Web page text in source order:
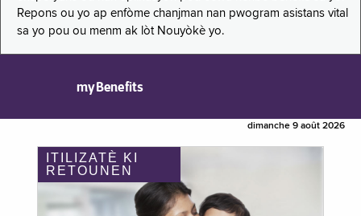
Repons ou yo ap enfòme chanjman nan pwogram asistans vital
sa yo pou ou menm ak lòt Nouyòkè yo.
myBenefits
dimanche 9 août 2026
ITILIZATÈ KI
RETOUNEN